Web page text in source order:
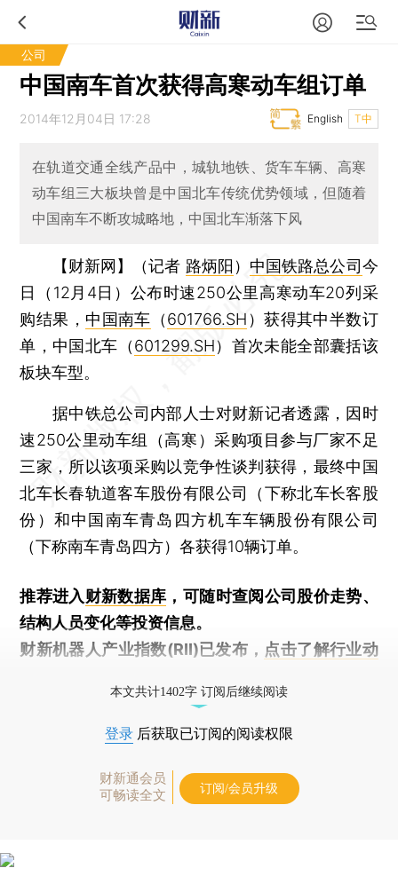
公司
中国南车首次获得高寒动车组订单
2014年12月04日 17:28 T中
English
在轨道交通全线产品中，城轨地铁、货车车辆、高寒
动车组三大板块曾是中国北车传统优势领域，但随着
中国南车不断攻城略地，中国北车渐落下风
【财新网】（记者 路炳阳 ） 中国铁路总公司今
日（12月4日）公布时速250公里高寒动车20列采
购结果， 中国南车 （601766.SH ）获得其中半数订
单，中国北车（601299.SH）首次未能全部囊括该
板块车型。
据中铁总公司内部人士对财新记者透露，因时
速250公里动车组（高寒）采购项目参与厂家不足
三家，所以该项采购以竞争性谈判获得，最终中国
北车长春轨道客车股份有限公司（下称北车长客股
份）和中国南车青岛四方机车车辆股份有限公司
（下称南车青岛四方）各获得10辆订单。
推荐进入财新数据库 ，可随时查阅公司股价走势、
结构人员变化等投资信息。
财新机器人产业指数(RII)已发布， 点击了解行业动
本文共计1402字 订阅后继续阅读
登录 后获取已订阅的阅读权限
财新通会员
可畅读全文
订阅/会员升级